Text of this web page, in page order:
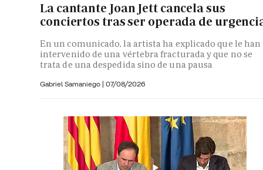
La cantante Joan Jett cancela sus
conciertos tras ser operada de
En un comunicado, la artista ha explicado que le han
intervenido de una vértebra fracturada y que no se
trata de una despedida sino de una pausa
Gabriel Samaniego | 07/08/2026